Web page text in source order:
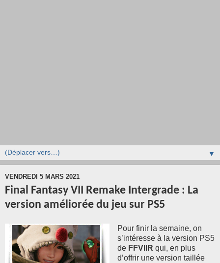
▼
VENDREDI 5 MARS 2021
Final Fantasy VII Remake Intergrade : La
version améliorée du jeu sur PS5
Pour finir la semaine, on
s’intéresse à la version PS5
de FFVIIR qui, en plus
d’offrir une version taillée